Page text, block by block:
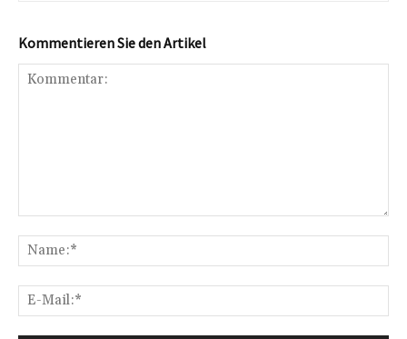
Kommentieren Sie den Artikel